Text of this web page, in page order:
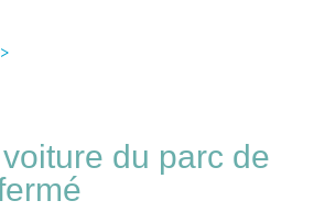
voiture du parc de